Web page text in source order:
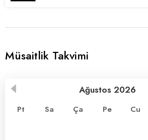
Müsaitlik Takvimi
Ağustos 2026
Pt Sa Ça Pe Cu